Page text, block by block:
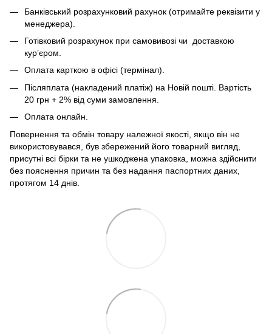
Банківський розрахунковий рахунок (отримайте реквізити у
менеджера).
Готівковий розрахунок при самовивозі чи доставкою
кур’єром.
Оплата карткою в офісі (термінал).
Післяплата (накладений платіж) на Новій пошті. Вартість
20 грн + 2% від суми замовлення.
Оплата онлайн.
Повернення та обмін товару належної якості, якщо він не
використовувався, був збережений його товарний вигляд,
присутні всі бірки та не ушкоджена упаковка, можна здійснити
без пояснення причин та без надання паспортних даних,
протягом 14 днів.